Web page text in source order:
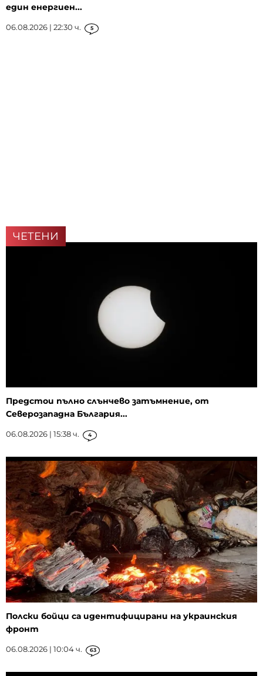
един енергиен...
06.08.2026 | 22:30 ч. 5
ЧЕТЕНИ
Предстои пълно слънчево затъмнение, от
Северозападна България...
06.08.2026 | 15:38 ч. 4
Полски бойци са идентифицирани на украинския
фронт
06.08.2026 | 10:04 ч. 63